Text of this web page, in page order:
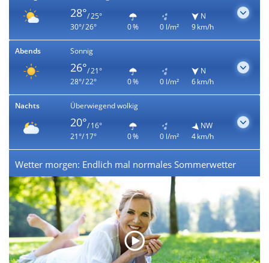
28°/ 25°
30°/ 26°
0 % 0 l/m²
N
9 km/h
Abends Sonnig
26°/ 21°
28°/ 22°
0 % 0 l/m²
N
6 km/h
Nachts Überwiegend wolkig
20°/ 16°
21°/ 17°
0 % 0 l/m²
NW
4 km/h
Wetter morgen: Endlich mal normales Sommerwetter